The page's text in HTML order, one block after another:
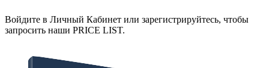
Войдите в Личный Кабинет или зарегистрируйтесь, чтобы
запросить наши PRICE LIST.